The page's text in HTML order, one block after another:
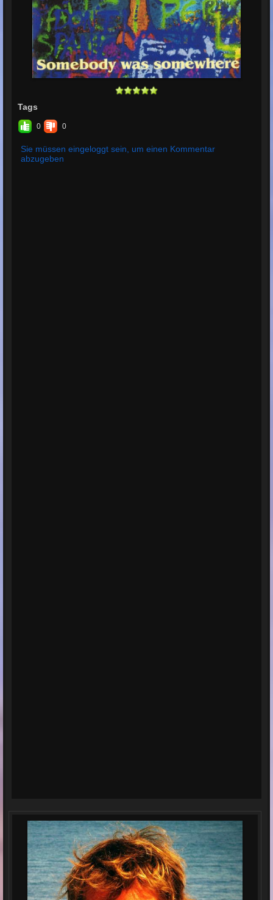
Tags
0 0
Sie müssen eingeloggt sein, um einen Kommentar
abzugeben